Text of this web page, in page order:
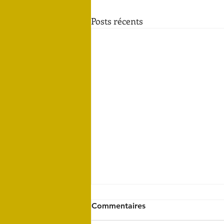
Posts récents
Commentaires